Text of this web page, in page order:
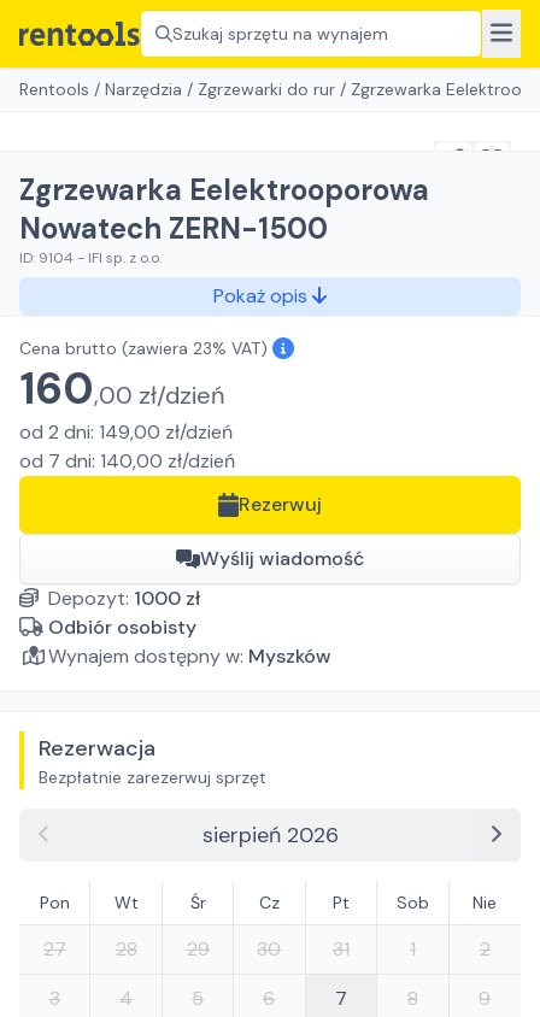
Szukaj sprzętu na wynajem
Rentools / Narzędzia / Zgrzewarki do rur / Zgrzewarka
Zgrzewarka Eelektrooporowa
Nowatech ZERN-1500
ID: 9104 - IFI sp. z o.o.
Pokaż opis
Cena brutto (zawiera 23% VAT)
160,00 zł/dzień
od 2 dni: 149,00 zł/dzień
od 7 dni: 140,00 zł/dzień
Rezerwuj
Wyślij wiadomość
Depozyt: 1000 zł
Odbiór osobisty
Wynajem dostępny w: Myszków
Rezerwacja
Bezpłatnie zarezerwuj sprzęt
sierpień 2026
Pon Wt Śr Cz Pt Sob Nie
27 28 29 30 31 1
2
3
4 5 6 7 8
9